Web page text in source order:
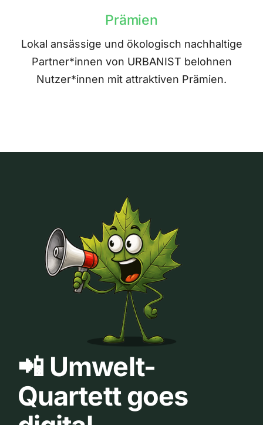
Prämien
Lokal ansässige und ökologisch nachhaltige
Partner*innen von URBANIST belohnen
Nutzer*innen mit attraktiven Prämien.
📲 Umwelt-
Quartett goes